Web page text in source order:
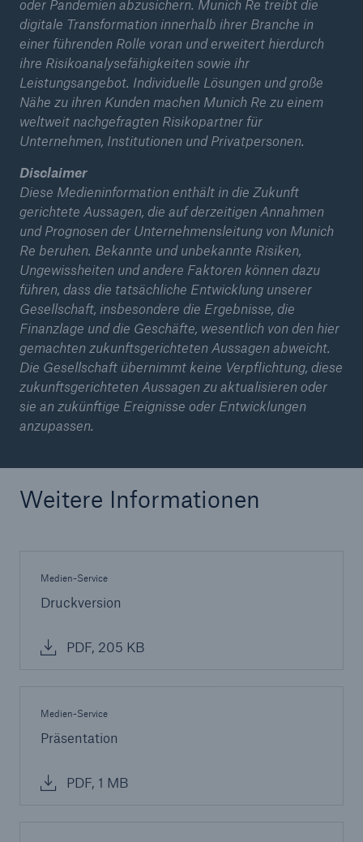
oder Pandemien abzusichern. Munich Re treibt die
digitale Transformation innerhalb ihrer Branche in
einer führenden Rolle voran und erweitert hierdurch
ihre Risikoanalysefähigkeiten sowie ihr
Leistungsangebot. Individuelle Lösungen und große
Nähe zu ihren Kunden machen Munich Re zu einem
weltweit nachgefragten Risikopartner für
Unternehmen, Institutionen und Privatpersonen.
Disclaimer
Diese Medieninformation enthält in die Zukunft
gerichtete Aussagen, die auf derzeitigen Annahmen
und Prognosen der Unternehmensleitung von Munich
Re beruhen. Bekannte und unbekannte Risiken,
Ungewissheiten und andere Faktoren können dazu
führen, dass die tatsächliche Entwicklung unserer
Gesellschaft, insbesondere die Ergebnisse, die
Finanzlage und die Geschäfte, wesentlich von den hier
gemachten zukunftsgerichteten Aussagen abweicht.
Die Gesellschaft übernimmt keine Verpflichtung, diese
zukunftsgerichteten Aussagen zu aktualisieren oder
sie an zukünftige Ereignisse oder Entwicklungen
anzupassen.
Weitere Informationen
Medien-Service
Druckversion
PDF, 205 KB
Medien-Service
Präsentation
PDF, 1 MB